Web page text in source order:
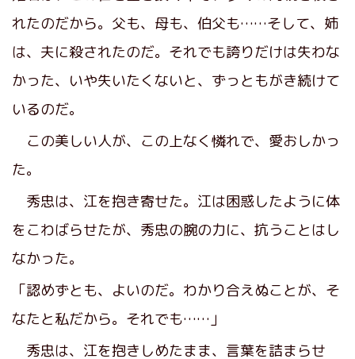
れたのだから。父も、母も、伯父も……そして、姉
は、夫に殺されたのだ。それでも誇りだけは失わな
かった、いや失いたくないと、ずっともがき続けて
いるのだ。
この美しい人が、この上なく憐れで、愛おしかっ
た。
秀忠は、江を抱き寄せた。江は困惑したように体
をこわばらせたが、秀忠の腕の力に、抗うことはし
なかった。
「認めずとも、よいのだ。わかり合えぬことが、そ
なたと私だから。それでも……」
秀忠は、江を抱きしめたまま、言葉を詰まらせ